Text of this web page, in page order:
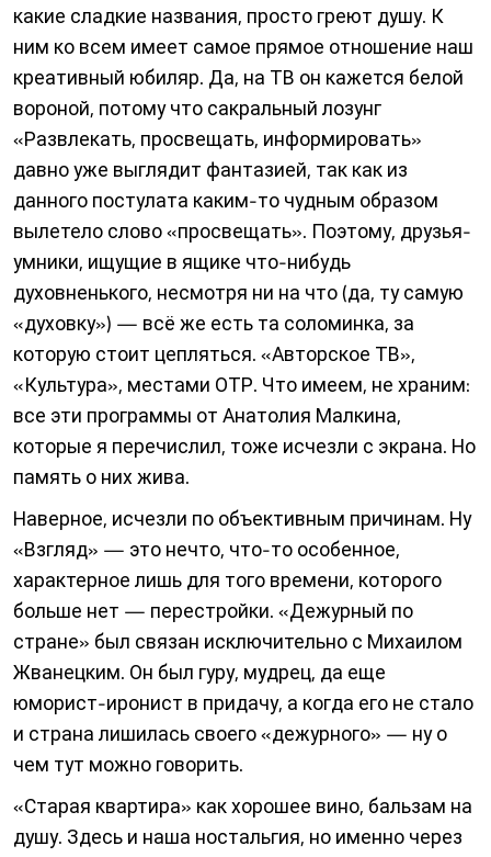
какие сладкие названия, просто греют душу. К
ним ко всем имеет самое прямое отношение наш
креативный юбиляр. Да, на ТВ он кажется белой
вороной, потому что сакральный лозунг
«Развлекать, просвещать, информировать»
давно уже выглядит фантазией, так как из
данного постулата каким-то чудным образом
вылетело слово «просвещать». Поэтому, друзья-
умники, ищущие в ящике что-нибудь
духовненького, несмотря ни на что (да, ту самую
«духовку») — всё же есть та соломинка, за
которую стоит цепляться. «Авторское ТВ»,
«Культура», местами ОТР. Что имеем, не храним:
все эти программы от Анатолия Малкина,
которые я перечислил, тоже исчезли с экрана. Но
память о них жива.
Наверное, исчезли по объективным причинам. Ну
«Взгляд» — это нечто, что-то особенное,
характерное лишь для того времени, которого
больше нет — перестройки. «Дежурный по
стране» был связан исключительно с Михаилом
Жванецким. Он был гуру, мудрец, да еще
юморист-иронист в придачу, а когда его не стало
и страна лишилась своего «дежурного» — ну о
чем тут можно говорить.
«Старая квартира» как хорошее вино, бальзам на
душу. Здесь и наша ностальгия, но именно через